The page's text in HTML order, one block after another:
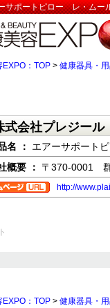
サポートピロー レ・ムー
EXPO：TOP > 健康器具・
式会社プレジール
名 ： エアーサポート
概要 ： 〒370-0001
http://
EXPO：TOP > 健康器具・